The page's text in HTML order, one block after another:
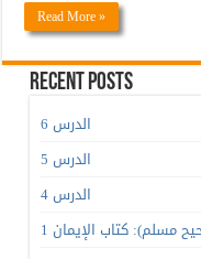
Read More »
Recent Posts
الدرس 6
الدرس 5
الدرس 4